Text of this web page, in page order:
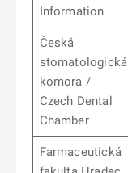
Information
Česká
stomatologická
komora /
Czech Dental
Chamber
Farmaceutická